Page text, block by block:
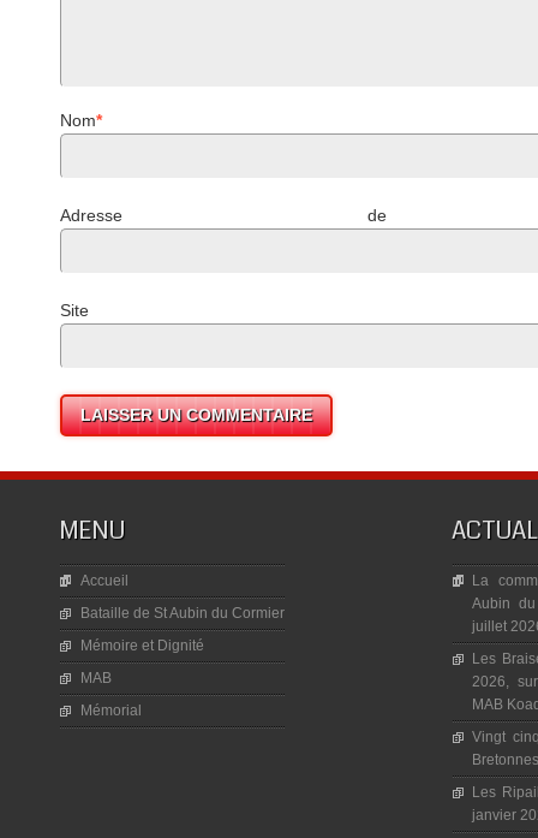
Nom*
Adresse de
Site
MENU
Accueil
Bataille de St Aubin du Cormier
Mémoire et Dignité
MAB
Mémorial
La
Aubin
juillet
Les
2026,
MAB
Vingt
Les
janvier